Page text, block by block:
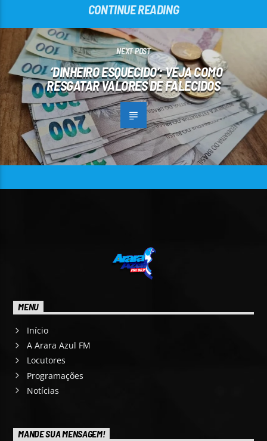
CONTINUE READING
NEXT POST
‘DINHEIRO ESQUECIDO’: VEJA COMO
RESGATAR VALORES DE FALECIDOS
MENU
Início
A Arara Azul FM
Locutores
Programações
Notícias
MANDE SUA MENSAGEM!